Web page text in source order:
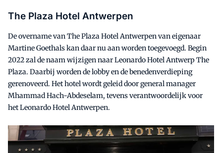
The Plaza Hotel Antwerpen
De overname van The Plaza Hotel Antwerpen van eigenaar
Martine Goethals kan daar nu aan worden toegevoegd. Begin
2022 zal de naam wijzigen naar Leonardo Hotel Antwerp The
Plaza. Daarbij worden de lobby en de benedenverdieping
gerenoveerd. Het hotel wordt geleid door general manager
Mhammad Hach-Abdeselam, tevens verantwoordelijk voor
het Leonardo Hotel Antwerpen.